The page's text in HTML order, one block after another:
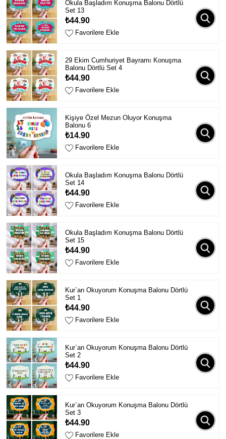
Okula Başladım Konuşma Balonu Dörtlü
Set 13
₺44.90
Favorilere Ekle
29 Ekim Cumhuriyet Bayramı Konuşma
Balonu Dörtlü Set 4
₺44.90
Favorilere Ekle
Kişiye Özel Mezun Oluyor Konuşma
Balonu 6
₺14.90
Favorilere Ekle
Okula Başladım Konuşma Balonu Dörtlü
Set 14
₺44.90
Favorilere Ekle
Okula Başladım Konuşma Balonu Dörtlü
Set 15
₺44.90
Favorilere Ekle
Kur`an Okuyorum Konuşma Balonu Dörtlü
Set 1
₺44.90
Favorilere Ekle
Kur`an Okuyorum Konuşma Balonu Dörtlü
Set 2
₺44.90
Favorilere Ekle
Kur`an Okuyorum Konuşma Balonu Dörtlü
Set 3
₺44.90
Favorilere Ekle